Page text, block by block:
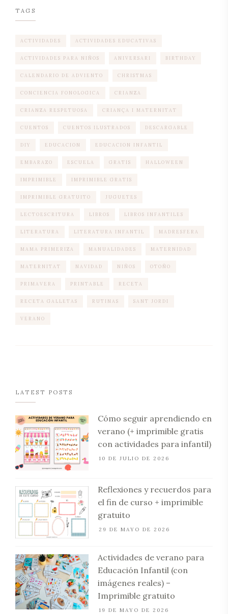
TAGS
ACTIVIDADES ACTIVIDADES EDUCATIVAS
ACTIVIDADES PARA NIÑOS ANIVERSARI BIRTHDAY
CALENDARIO DE ADVIENTO CHRISTMAS
CONCIENCIA FONOLOGICA CRIANZA
CRIANZA RESPETUOSA CRIANÇA I MATERNITAT
CUENTOS CUENTOS ILUSTRADOS DESCARGABLE
DIY EDUCACION EDUCACION INFANTIL
EMBARAZO ESCUELA GRATIS HALLOWEEN
IMPRIMIBLE IMPRIMIBLE GRATIS
IMPRIMIBLE GRATUITO JUGUETES
LECTOESCRITURA LIBROS LIBROS INFANTILES
LITERATURA LITERATURA INFANTIL MADRESFERA
MAMA PRIMERIZA MANUALIDADES MATERNIDAD
MATERNITAT NAVIDAD NIÑOS OTOÑO
PRIMAVERA PRINTABLE RECETA
RECETA GALLETAS RUTINAS SANT JORDI
VERANO
LATEST POSTS
Cómo seguir aprendiendo en
verano (+ imprimible gratis
con actividades para infantil)
10 DE JULIO DE 2026
Reflexiones y recuerdos para
el fin de curso + imprimible
gratuito
29 DE MAYO DE 2026
Actividades de verano para
Educación Infantil (con
imágenes reales) –
Imprimible gratuito
19 DE MAYO DE 2026